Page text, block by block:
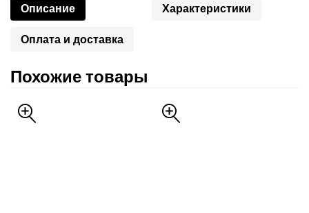
Описание Характеристики
Оплата и доставка
Похожие товары